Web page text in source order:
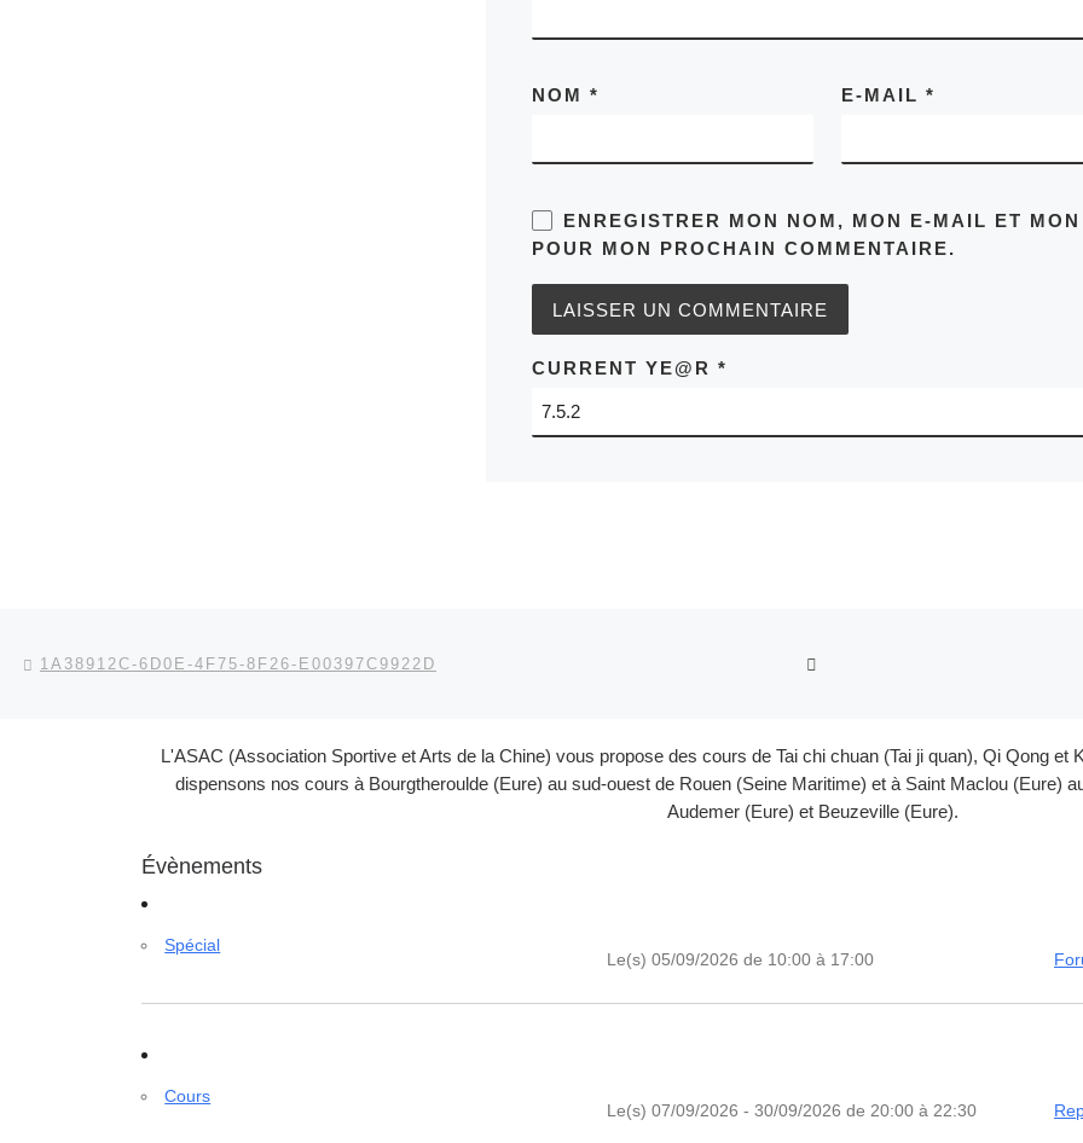
NOM * E-MAIL *
ENREGISTRER MON NOM, MON E-MAIL ET
POUR MON PROCHAIN COMMENTAIRE.
CURRENT YE@R *
Parcourir les articles
1A38912C-6D0E-4F75-8F26-E00397C9922D RETOUR À LA LISTE DES
L'ASAC (Association Sportive et Arts de la Chine) vous propose des cours de Tai chi chuan (Tai ji quan), Qi Qong et
dispensons nos cours à Bourgtheroulde (Eure) au sud-ouest de Rouen (Seine Maritime) et à Saint Maclou (Eure)
Audemer (Eure) et Beuzeville (Eure).
Évènements
Spécial
Le(s) 05/09/2026 de 10:00 à 17:00
Cours
Le(s) 07/09/2026 - 30/09/2026 de 20:00 à 22:30